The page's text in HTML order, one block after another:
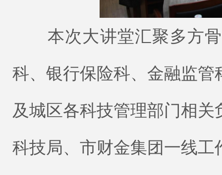
本次大讲堂汇聚多方骨
科、银行保险科、金融监
及城区各科技管理部门相
科技局、市财金集团一线